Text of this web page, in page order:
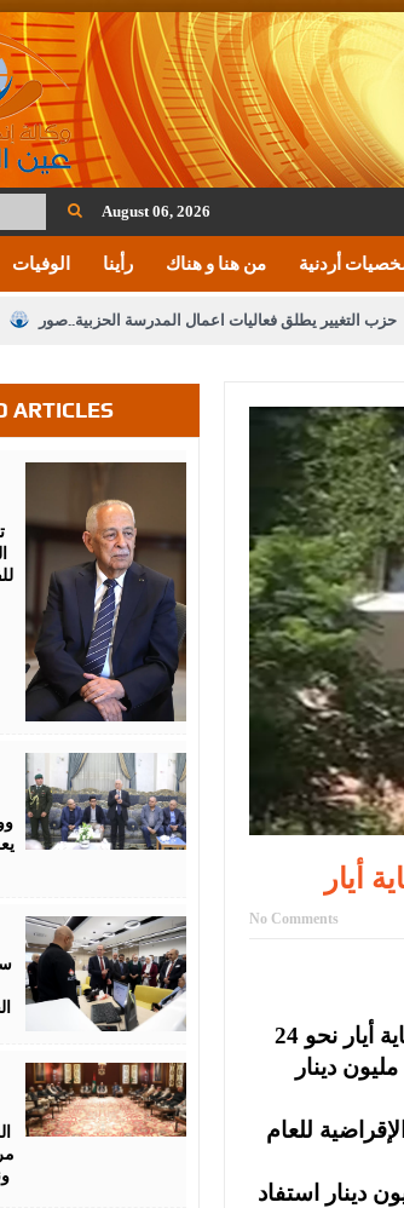
August 06, 2026
الوفيات رأينا من هنا و هناك أردنية
حزب التغيير يطلق فعاليات اعمال المدرسة الحزبية..صور
التاريخية على المقدسات الإسلامية والمسيحية
النواب يقر مشروع تعديل قانون الملكية العقارية
العلم (الدفعة الثالثة) إلى مراجعة منصة خدمة العلم
القاضي محمود أحمد فريحات.. مبارك ومزيدا من التوفيق
No Comments
بلغت قيمة القروض الممنوحة من مؤسسة الإقراض الزراعي منذ بداية العام الحالي وحتى نهاية أيار نحو 24
مليون دينار استفاد منها 4690 مزارعا ضمن الخطة الإقراضية لعام 2026، التي يبلغ حجمها 70 مليون دينار
الخطة الإقراضية للعام
الاجتماعية، بلغت محفظة القروض المؤمن عليها ضد خطر الوفاة 140 مليون دينار استفاد
ARTICLES